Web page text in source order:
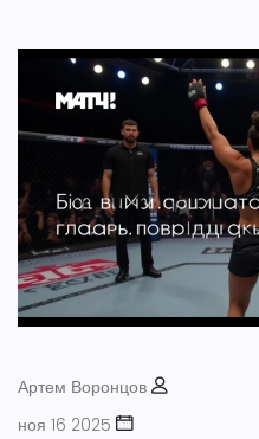
Артем Воронцов
ноя 16 2025